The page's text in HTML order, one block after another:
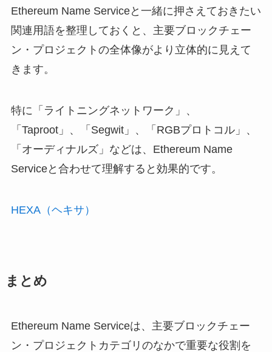
Ethereum Name Serviceと一緒に押さえておきたい
関連用語を整理しておくと、主要ブロックチェー
ン・プロジェクトの全体像がより立体的に見えて
きます。
特に「ライトニングネットワーク」、
「Taproot」、「Segwit」、「RGBプロトコル」、
「オーディナルズ」などは、Ethereum Name
Serviceと合わせて理解すると効果的です。
HEXA（ヘキサ）
まとめ
Ethereum Name Serviceは、主要ブロックチェー
ン・プロジェクトカテゴリのなかで重要な役割を